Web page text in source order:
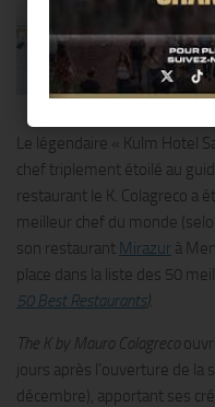
Le légendaire « Kulm Hotel
chef triplement étoilé au
restaurant le K. Colagreco a
meilleur chef du monde
son restaurant Mirazur à
place dans la liste des 50
50 Best Restaurants).
The K by Mauro Colagreco
jours après l’ouverture de la
décembre), apportant ses